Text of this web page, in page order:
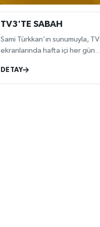
TV3'TE SABAH
Sami Türkkan’ın sunumuyla,
ekranlarında hafta içi her gün
sizlerle
DETAY